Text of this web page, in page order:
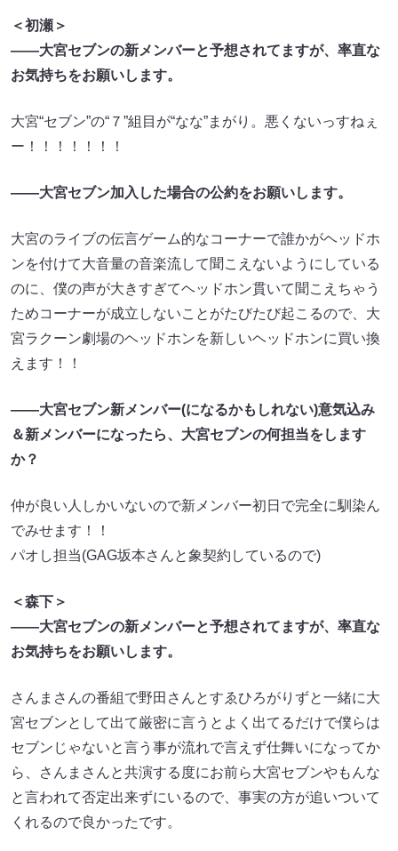
＜初瀬＞
――大宮セブンの新メンバーと予想されてますが、率直な
お気持ちをお願いします。
大宮“セブン”の“７”組目が“なな”まがり。悪くないっすねぇ
ー！！！！！！！
――大宮セブン加入した場合の公約をお願いします。
大宮のライブの伝言ゲーム的なコーナーで誰かがヘッドホ
ンを付けて大音量の音楽流して聞こえないようにしている
のに、僕の声が大きすぎてヘッドホン貫いて聞こえちゃう
ためコーナーが成立しないことがたびたび起こるので、大
宮ラクーン劇場のヘッドホンを新しいヘッドホンに買い換
えます！！
――大宮セブン新メンバー(になるかもしれない)意気込み
＆新メンバーになったら、大宮セブンの何担当をします
か？
仲が良い人しかいないので新メンバー初日で完全に馴染ん
でみせます！！
パオし担当(GAG坂本さんと象契約しているので)
＜森下＞
――大宮セブンの新メンバーと予想されてますが、率直な
お気持ちをお願いします。
さんまさんの番組で野田さんとすゑひろがりずと一緒に大
宮セブンとして出て厳密に言うとよく出てるだけで僕らは
セブンじゃないと言う事が流れで言えず仕舞いになってか
ら、さんまさんと共演する度にお前ら大宮セブンやもんな
と言われて否定出来ずにいるので、事実の方が追いついて
くれるので良かったです。